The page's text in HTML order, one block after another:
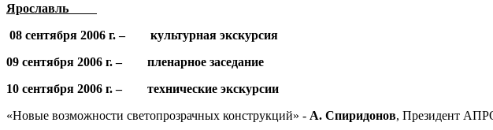
Ярославль
08 сентября 2006 г. – культурная экскурсия
09 сентября 2006 г. – пленарное заседание
10 сентября 2006 г. – технические экскурсии
«Новые возможности светопрозрачных конструкций» - А. Спиридонов, Президент